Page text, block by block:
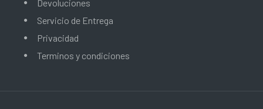
Devoluciones
Servicio de Entrega
Privacidad
Terminos y condiciones